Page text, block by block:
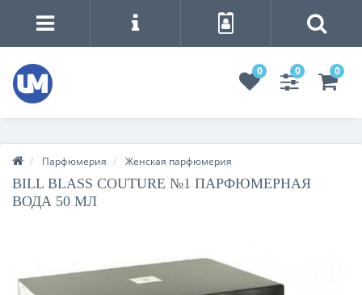
0 0 0
Парфюмерия Женская парфюмерия
BILL BLASS COUTURE №1 ПАРФЮМЕРНАЯ
ВОДА 50 МЛ